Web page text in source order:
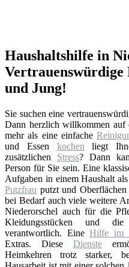
Haushaltshilfe in
und Jung!
Sie suchen eine
Dann herzlich willkommen auf
mehr als eine einfache
und Essen kochen liegt
zusätzlichen Stress? Dann
Person für Sie sein. Eine
Aufgaben in einem Haushalt
Putzfrau putzt und
bei Bedarf auch viele weitere
Niederorschel auch für die
Kleidungsstücken und
verantwortlich. EineHilfe im
Extras. Diese Dienste
Heimkehren trotz starker,